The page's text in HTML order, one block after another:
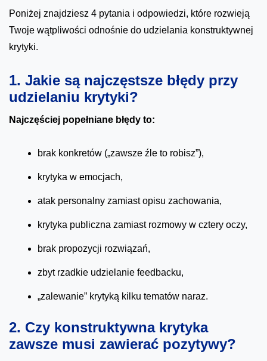
Poniżej znajdziesz 4 pytania i odpowiedzi, które rozwieją
Twoje wątpliwości odnośnie do udzielania konstruktywnej
krytyki.
1. Jakie są najczęstsze błędy przy
udzielaniu krytyki?
Najczęściej popełniane błędy to:
brak konkretów („zawsze źle to robisz”),
krytyka w emocjach,
atak personalny zamiast opisu zachowania,
krytyka publiczna zamiast rozmowy w cztery oczy,
brak propozycji rozwiązań,
zbyt rzadkie udzielanie feedbacku,
„zalewanie” krytyką kilku tematów naraz.
2. Czy konstruktywna krytyka
zawsze musi zawierać pozytywy?